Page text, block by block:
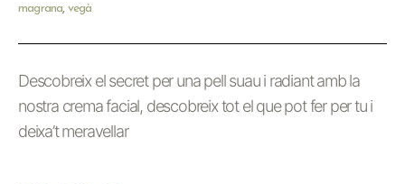
magrana, vegà
Descobreix el secret per una pell suau i radiant amb la
nostra crema facial, descobreix tot el que pot fer per tu i
deixa’t meravellar